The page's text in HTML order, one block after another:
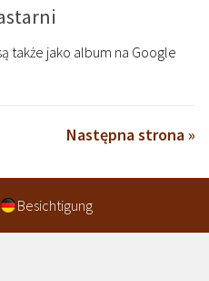
także jako album na Google
Następna strona »
Besichtigung